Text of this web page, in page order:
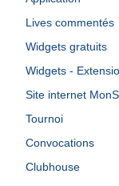
Lives commentés
Widgets gratuits
Widgets -
Site internet
Tournoi
Convocations
Clubhouse